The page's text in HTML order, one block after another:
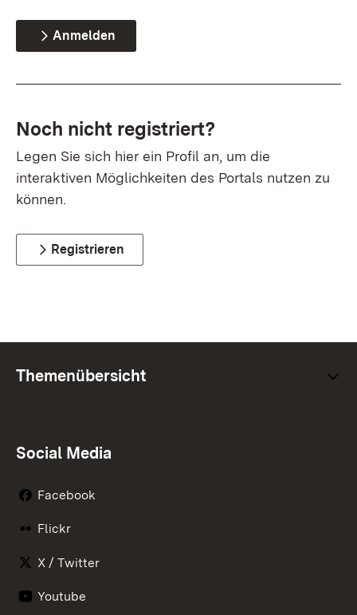
Anmelden
Noch nicht registriert?
Legen Sie sich hier ein Profil an, um die
interaktiven Möglichkeiten des Portals nutzen zu
können.
Registrieren
Themenübersicht
Social Media
Facebook
Flickr
X / Twitter
Youtube